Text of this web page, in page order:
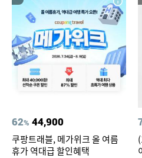
62% 44,900
쿠팡트래블, 메가위크 올 여름
휴가 역대급 할인혜택